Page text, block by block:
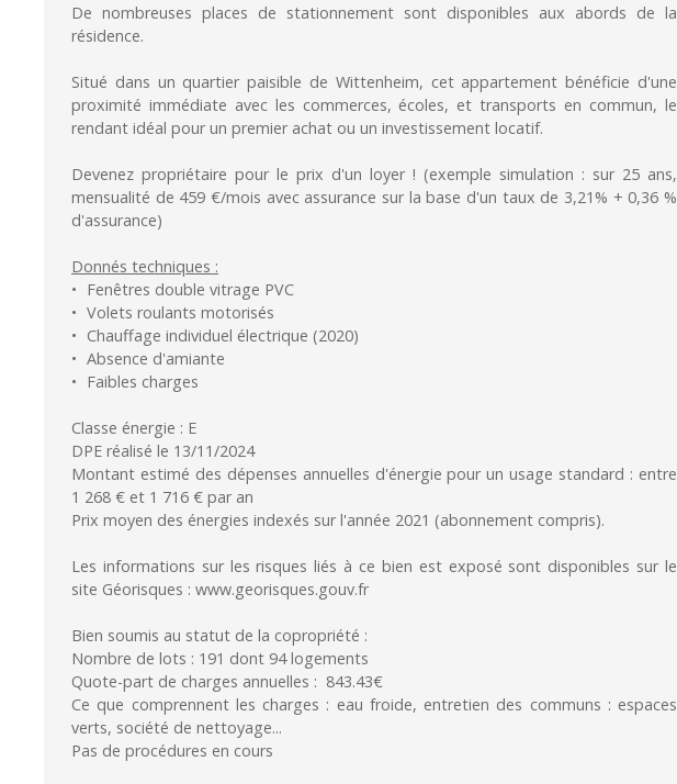
De nombreuses places de stationnement sont disponibles aux abords de la
résidence.
Situé dans un quartier paisible de Wittenheim, cet appartement bénéficie d'une
proximité immédiate avec les commerces, écoles, et transports en commun, le
rendant idéal pour un premier achat ou un investissement locatif.
Devenez propriétaire pour le prix d'un loyer ! (exemple simulation : sur 25 ans,
mensualité de 459 €/mois avec assurance sur la base d'un taux de 3,21% + 0,36 %
d'assurance)
Donnés techniques :
Fenêtres double vitrage PVC
Volets roulants motorisés
Chauffage individuel électrique (2020)
Absence d'amiante
Faibles charges
Classe énergie : E
DPE réalisé le 13/11/2024
Montant estimé des dépenses annuelles d'énergie pour un usage standard : entre
1 268 € et 1 716 € par an
Prix moyen des énergies indexés sur l'année 2021 (abonnement compris).
Les informations sur les risques liés à ce bien est exposé sont disponibles sur le
site Géorisques : www.georisques.gouv.fr
Bien soumis au statut de la copropriété :
Nombre de lots : 191 dont 94 logements
Quote-part de charges annuelles : 843.43€
Ce que comprennent les charges : eau froide, entretien des communs : espaces
verts, société de nettoyage...
Pas de procédures en cours